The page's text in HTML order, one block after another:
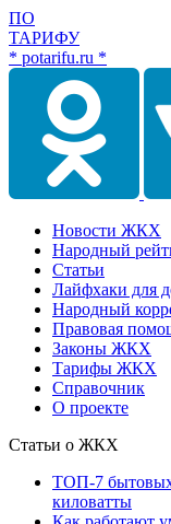
ПО
ТАРИФУ
* potarifu.ru *
Новости ЖКХ
Народный
Статьи
Лайфхаки для
Народный
Правовая
Законы ЖКХ
Тарифы ЖКХ
Справочник
О проекте
Статьи о ЖКХ
ТОП-7
киловатты